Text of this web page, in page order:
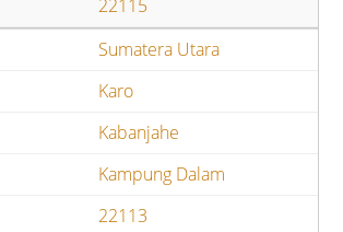
22115
Sumatera Utara
Karo
Kabanjahe
Kampung Dalam
22113